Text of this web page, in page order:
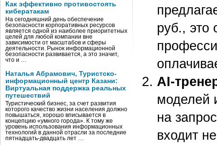
Как эффективно противостоять
кибератакам
На сегодняшний день обеспечение
безопасности корпоративных ресурсов
является одной из наиболее приоритетных
целей для любой компании вне
зависимости от масштабов и сферы
деятельности. Рынок информационной
безопасности развивается, а это значит,
что и …
Наталья Абрамович, Туристско-
информационный центр Казани:
Виртуальная поддержка реальных
путешествий
Туристический бизнес, за счет развития
которого качество жизни населения должно
повышаться, хорошо вписывается в
концепцию «умного города». К тому же
уровень использования информационных
технологий в данной отрасли за последние
пятнадцать-двадцать лет …
руб.,
AI-
моделей
на
входит